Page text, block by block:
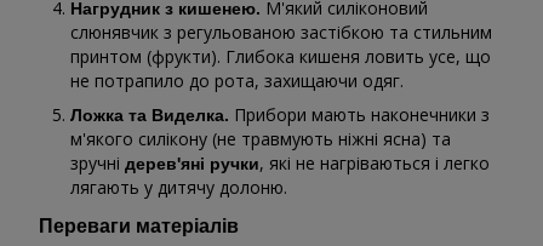
Нагрудник з кишенею. М'який силіконовий
слюнявчик з регульованою застібкою та стильним
принтом (фрукти). Глибока кишеня ловить усе, що
не потрапило до рота, захищаючи одяг.
Ложка та Виделка. Прибори мають наконечники з
м'якого силікону (не травмують ніжні ясна) та
зручні дерев'яні ручки, які не нагріваються і легко
лягають у дитячу долоню.
Переваги матеріалів